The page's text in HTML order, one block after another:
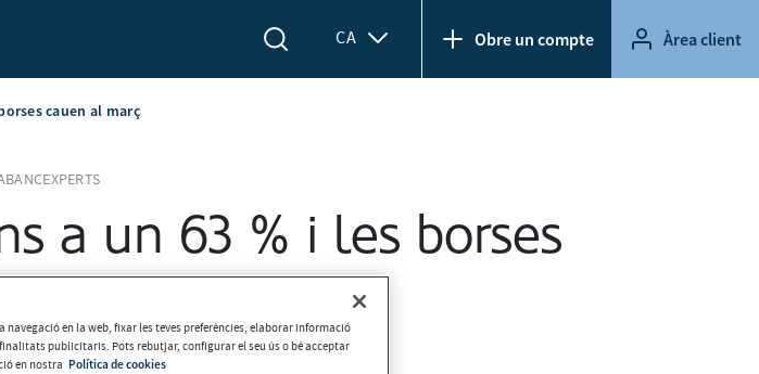
CA Obre un compte Àrea client
cauen al març
a un 63 % i les borses
el març
2026-04-10
en la web, fixar les teves preferències, elaborar informació
publicitaris. Pots rebutjar, configurar el seu ús o bé acceptar
en nostra Política de cookies